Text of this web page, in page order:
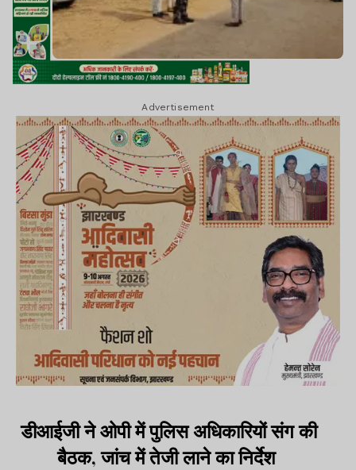
Advertisement
डीआईजी ने ओपी में पुलिस अधिकारियों संग की
बैठक, जांच में तेजी लाने का निर्देश